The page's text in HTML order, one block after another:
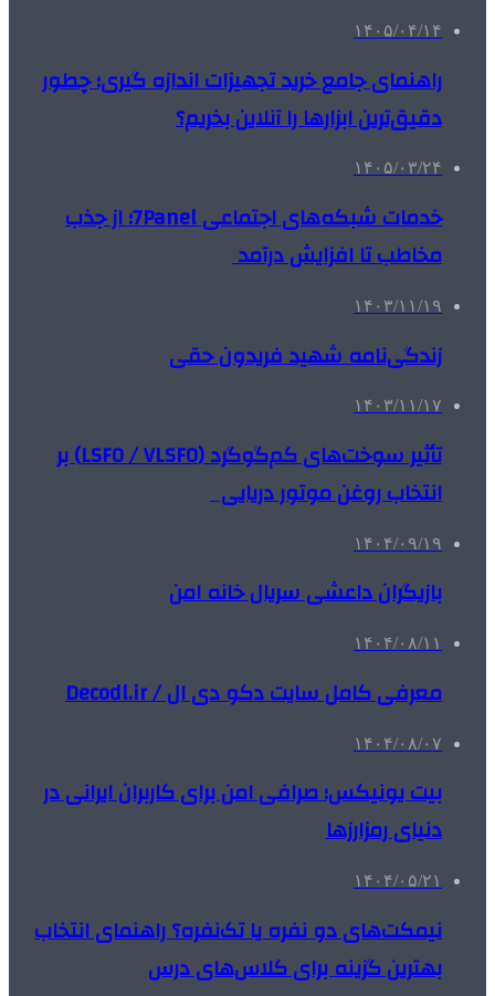
۱۴۰۵/۰۴/۱۴
راهنمای جامع خرید تجهیزات اندازه گیری؛ چطور
دقیق‌ترین ابزارها را آنلاین بخریم؟
۱۴۰۵/۰۳/۲۴
خدمات شبکه‌های اجتماعی 7Panel؛ از جذب
مخاطب تا افزایش درآمد
۱۴۰۳/۱۱/۱۹
زندگی‌نامه شهید فریدون حقی
۱۴۰۳/۱۱/۱۷
تأثیر سوخت‌های کم‌گوگرد (LSFO / VLSFO) بر
انتخاب روغن موتور دریایی
۱۴۰۴/۰۹/۱۹
بازیگران داعشی سریال خانه امن
۱۴۰۴/۰۸/۱۱
معرفی کامل سایت دکو دی ال / Decodl.ir
۱۴۰۴/۰۸/۰۷
بیت یونیکس؛ صرافی امن برای کاربران ایرانی در
دنیای رمزارزها
۱۴۰۴/۰۵/۲۱
نیمکت‌های دو نفره یا تک‌نفره؟ راهنمای انتخاب
بهترین گزینه برای کلاس‌های درس